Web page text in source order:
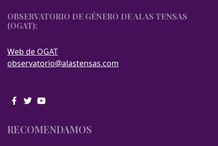
OBSERVATORIO DE GÉNERO DE ALAS TENSAS
(OGAT):
Web de OGAT
observatorio@alastensas.com
RECOMENDAMOS